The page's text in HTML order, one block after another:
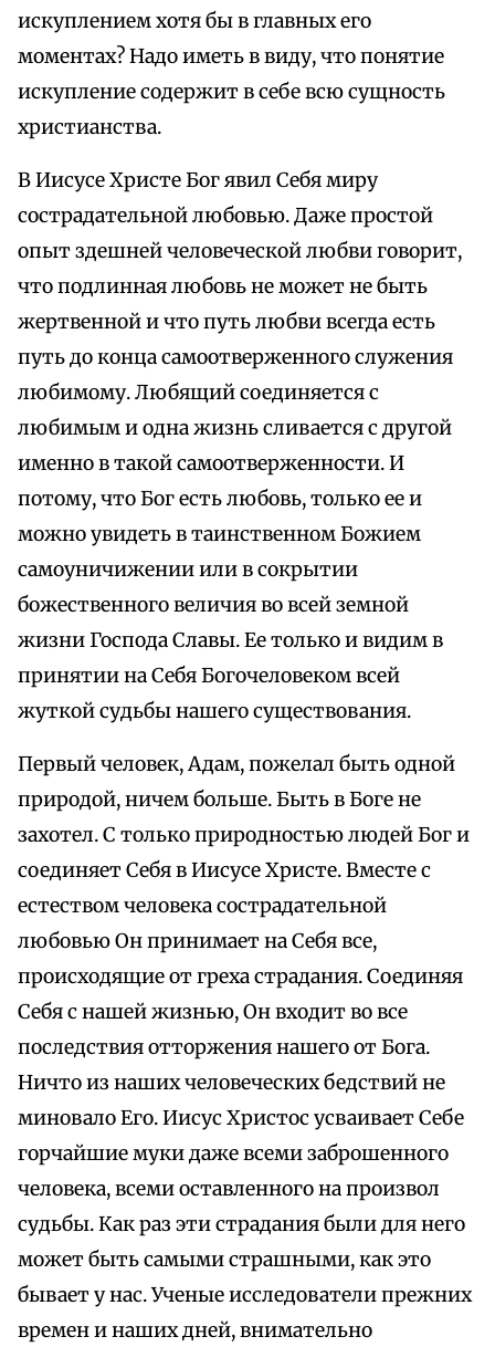
искуплением хотя бы в главных его
моментах? Надо иметь в виду, что понятие
искупление содержит в себе всю сущность
христианства.
В Иисусе Христе Бог явил Себя миру
сострадательной любовью. Даже простой
опыт здешней человеческой любви говорит,
что подлинная любовь не может не быть
жертвенной и что путь любви всегда есть
путь до конца самоотверженного служения
любимому. Любящий соединяется с
любимым и одна жизнь сливается с другой
именно в такой самоотверженности. И
потому, что Бог есть любовь, только ее и
можно увидеть в таинственном Божием
самоуничижении или в сокрытии
божественного величия во всей земной
жизни Господа Славы. Ее только и видим в
принятии на Себя Богочеловеком всей
жуткой судьбы нашего существования.
Первый человек, Адам, пожелал быть одной
природой, ничем больше. Быть в Боге не
захотел. С только природностью людей Бог и
соединяет Себя в Иисусе Христе. Вместе с
естеством человека сострадательной
любовью Он принимает на Себя все,
происходящие от греха страдания. Соединяя
Себя с нашей жизнью, Он входит во все
последствия отторжения нашего от Бога.
Ничто из наших человеческих бедствий не
миновало Его. Иисус Христос усваивает Себе
горчайшие муки даже всеми заброшенного
человека, всеми оставленного на произвол
судьбы. Как раз эти страдания были для него
может быть самыми страшными, как это
бывает у нас. Ученые исследователи прежних
времен и наших дней, внимательно